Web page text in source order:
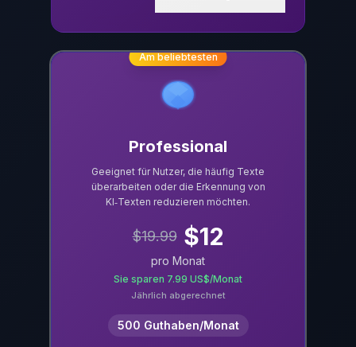
Am beliebtesten
Professional
Geeignet für Nutzer, die häufig Texte
überarbeiten oder die Erkennung von
KI‑Texten reduzieren möchten.
$19.99 $12
pro Monat
Sie sparen 7.99 US$/Monat
Jährlich abgerechnet
500 Guthaben/Monat